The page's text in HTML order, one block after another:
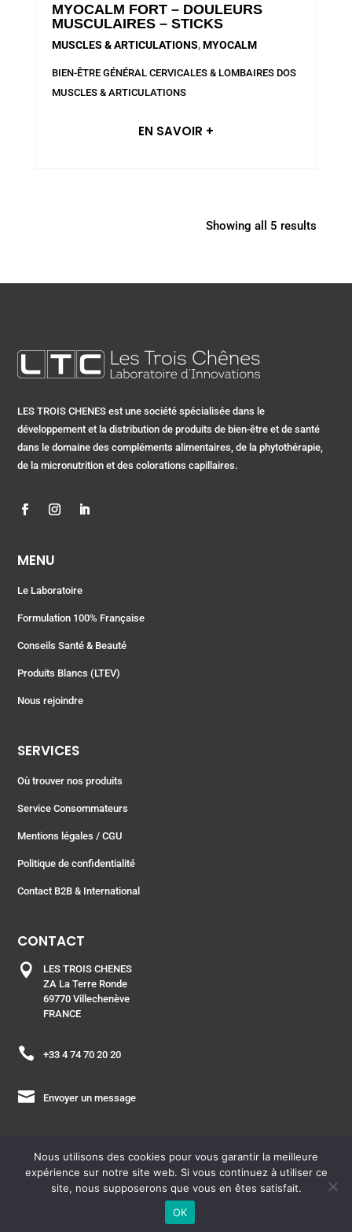
MYOCALM FORT – DOULEURS
MUSCULAIRES – STICKS
MUSCLES & ARTICULATIONS,MYOCALM
BIEN-ÊTRE GÉNÉRAL CERVICALES & LOMBAIRES DOS
MUSCLES & ARTICULATIONS
EN SAVOIR +
Showing all 5 results
LES TROIS CHENES est une société spécialisée dans le
développement et la distribution de produits de bien-être et de santé
dans le domaine des compléments alimentaires, de la phytothérapie,
de la micronutrition et des colorations capillaires.
MENU
Le Laboratoire
Formulation 100% Française
Conseils Santé & Beauté
Produits Blancs (LTEV)
Nous rejoindre
SERVICES
Où trouver nos produits
Service Consommateurs
Mentions légales / CGU
Politique de confidentialité
Contact B2B & International
CONTACT

LES TROIS CHENES
ZA La Terre Ronde
69770 Villechenève
FRANCE
 +33 4 74 70 20 20
 Envoyer un message
ESPACE PRO
| Copyright © 2021 – Laboratoire les Trois
Chênes –Plan du site
Nous utilisons des cookies pour vous garantir la meilleure
expérience sur notre site web. Si vous continuez à utiliser ce
site, nous supposerons que vous en êtes satisfait.
OK